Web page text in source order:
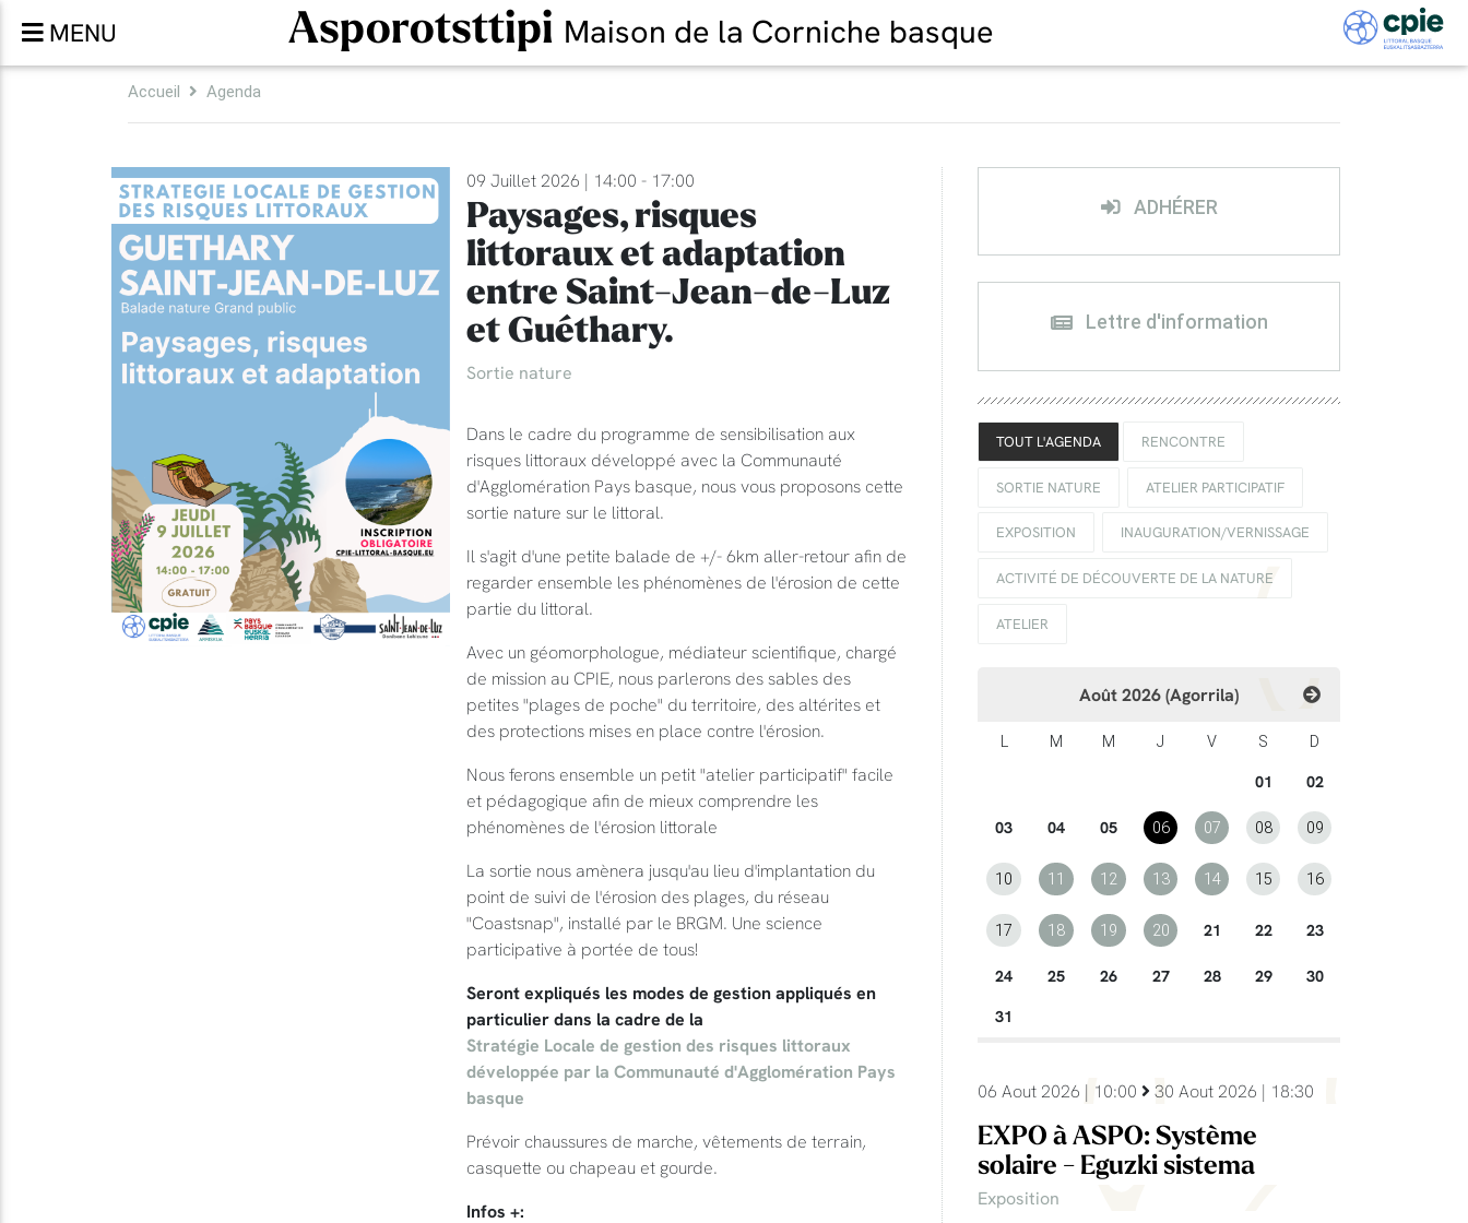
MENU Asporotsttipi Maison de la Corniche basque
Accueil Agenda
09 Juillet 2026 | 14:00 - 17:00
Paysages, risques
littoraux et adaptation
entre Saint-Jean-de-Luz
et Guéthary.
Sortie nature
Dans le cadre du programme de sensibilisation aux
risques littoraux développé avec la Communauté
d'Agglomération Pays basque, nous vous proposons cette
sortie nature sur le littoral.
Il s'agit d'une petite balade de +/- 6km aller-retour afin de
regarder ensemble les phénomènes de l'érosion de cette
partie du littoral.
Avec un géomorphologue, médiateur scientifique, chargé
de mission au CPIE, nous parlerons des sables des
petites "plages de poche" du territoire, des altérites et
des protections mises en place contre l'érosion.
Nous ferons ensemble un petit "atelier participatif" facile
et pédagogique afin de mieux comprendre les
phénomènes de l'érosion littorale
La sortie nous amènera jusqu'au lieu d'implantation du
point de suivi de l'érosion des plages, du réseau
"Coastsnap", installé par le BRGM. Une science
participative à portée de tous!
Seront expliqués les modes de gestion appliqués en
particulier dans la cadre de la
Stratégie Locale de gestion des risques littoraux
développée par la Communauté d'Agglomération Pays
basque
Prévoir chaussures de marche, vêtements de terrain,
casquette ou chapeau et gourde.
Infos +:
ADHÉRER
Lettre d'information
TOUT L'AGENDA RENCONTRE
SORTIE NATURE ATELIER PARTICIPATIF
EXPOSITION INAUGURATION/VERNISSAGE
ACTIVITÉ DE DÉCOUVERTE DE LA NATURE
ATELIER
Août 2026 (Agorrila)
L M M J V S D
01 02
03 04 05 06 07 08 09
10 11 12 13 14 15 16
17 18 19 20 21 22 23
24 25 26 27 28 29 30
31
06 Aout 2026 | 10:00 30 Aout 2026 | 18:30
EXPO à ASPO: Système
solaire - Eguzki sistema
Exposition